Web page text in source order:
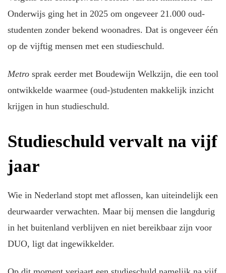
Onderwijs ging het in 2025 om ongeveer 21.000 oud-
studenten zonder bekend woonadres. Dat is ongeveer één
op de vijftig mensen met een studieschuld.
Metro sprak eerder met Boudewijn Welkzijn, die een tool
ontwikkelde waarmee (oud-)studenten makkelijk inzicht
krijgen in hun studieschuld.
Studieschuld vervalt na vijf
jaar
Wie in Nederland stopt met aflossen, kan uiteindelijk een
deurwaarder verwachten. Maar bij mensen die langdurig
in het buitenland verblijven en niet bereikbaar zijn voor
DUO, ligt dat ingewikkelder.